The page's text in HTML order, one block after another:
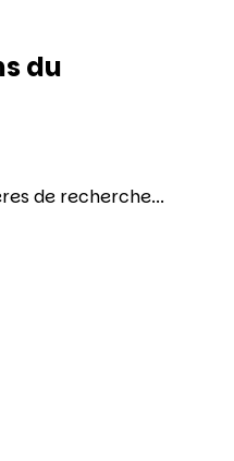
du
de recherche...